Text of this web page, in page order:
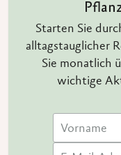
Starten Sie
alltagstauglicher
Sie monatlich
wichtige